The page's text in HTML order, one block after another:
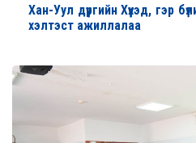
Хан-Уул дүүргийн Хүүхэд, гэр
хэлтэст ажиллалаа